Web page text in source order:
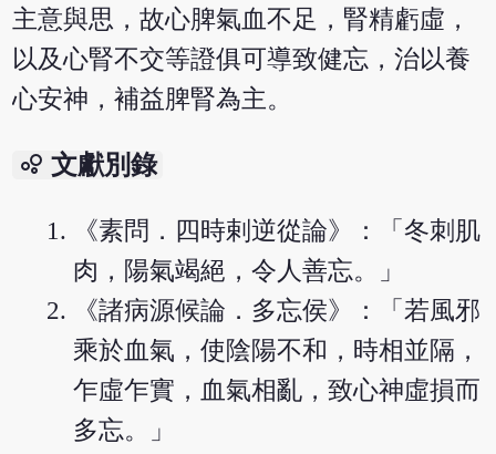
主意與思，故心脾氣血不足，腎精虧虛，
以及心腎不交等證俱可導致健忘，治以養
心安神，補益脾腎為主。
bubble_chart 文獻別錄
《素問．四時剌逆從論》：「冬刺肌
肉，陽氣竭絕，令人善忘。」
《諸病源候論．多忘侯》：「若風邪
乘於血氣，使陰陽不和，時相並隔，
乍虛乍實，血氣相亂，致心神虛損而
多忘。」